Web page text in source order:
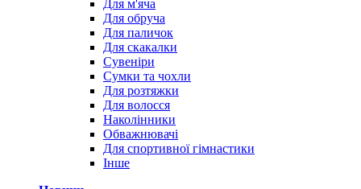
Для м'яча
Для обруча
Для паличок
Для скакалки
Сувеніри
Сумки та чохли
Для розтяжки
Для волосся
Наколінники
Обважнювачі
Для спортивної гімнастики
Інше